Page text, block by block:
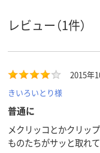
レビュー（1件）
2015年
きいろいとり様
普通に
メクリッコとかクリッ
ものたちがサッと取れ